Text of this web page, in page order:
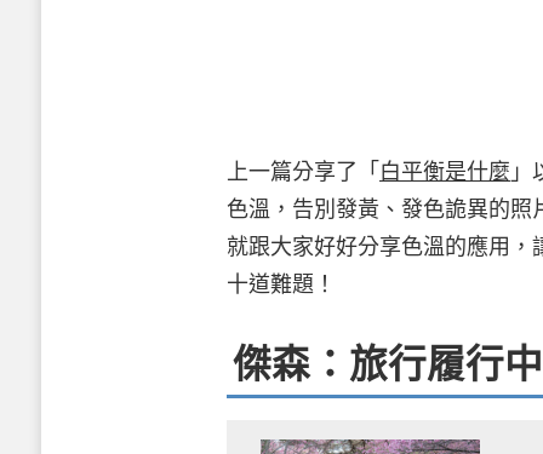
上一篇分享了「 白平衡是什麼 」
色溫，告別發黃、發色詭異的
就跟大家好好分享色溫的應用
十道難題！
傑森：旅行履行中